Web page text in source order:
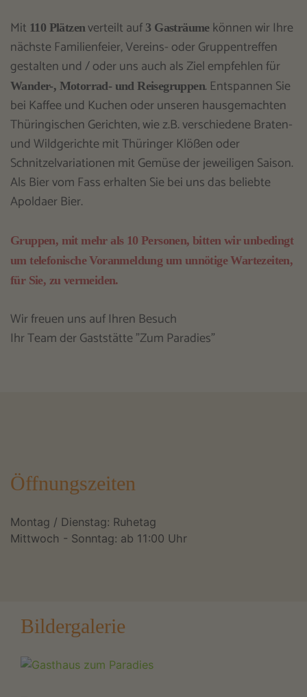
Mit 110 Plätzenverteilt auf 3 Gasträumekönnen wir Ihre
nächste Familienfeier, Vereins- oder Gruppentreffen
gestalten und / oder uns auch als Ziel empfehlen für
Wander-, Motorrad- und Reisegruppen. Entspannen Sie
bei Kaffee und Kuchen oder unseren hausgemachten
Thüringischen Gerichten, wie z.B. verschiedene Braten-
und Wildgerichte mit Thüringer Klößen oder
Schnitzelvariationen mit Gemüse der jeweiligen Saison.
Als Bier vom Fass erhalten Sie bei uns das beliebte
Apoldaer Bier.
Gruppen, mit mehr als 10 Personen, bitten wir unbedingt
um telefonische Voranmeldung um unnötige Wartezeiten,
für Sie, zu vermeiden.
Wir freuen uns auf Ihren Besuch
Ihr Team der Gaststätte "Zum Paradies"
Öffnungszeiten
Montag / Dienstag: Ruhetag
Mittwoch - Sonntag: ab 11:00 Uhr
Bildergalerie